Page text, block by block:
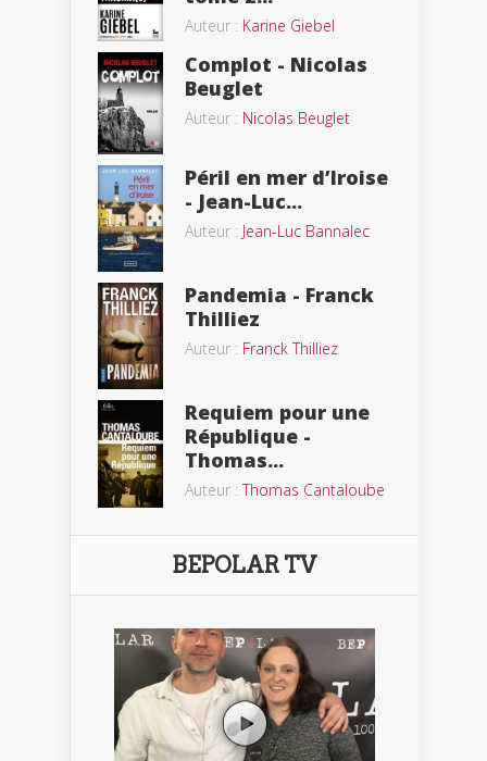
Auteur : Karine Giebel
Complot - Nicolas
Beuglet
Auteur : Nicolas Beuglet
Péril en mer d’Iroise
- Jean-Luc...
Auteur : Jean-Luc Bannalec
Pandemia - Franck
Thilliez
Auteur : Franck Thilliez
Requiem pour une
République -
Thomas...
Auteur :Thomas Cantaloube
BEPOLAR TV